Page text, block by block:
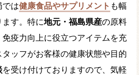
では健康食品やサプリメント も幅
す。特に地元・福島県産の原料
疫力向上に役立つアイテムを充
ッフがお客様の健康状態や目的
を受け付けておりますので、気軽